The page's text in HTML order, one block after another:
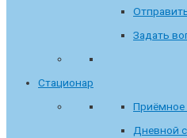
Задать
Стационар
Приёмное
Дневной